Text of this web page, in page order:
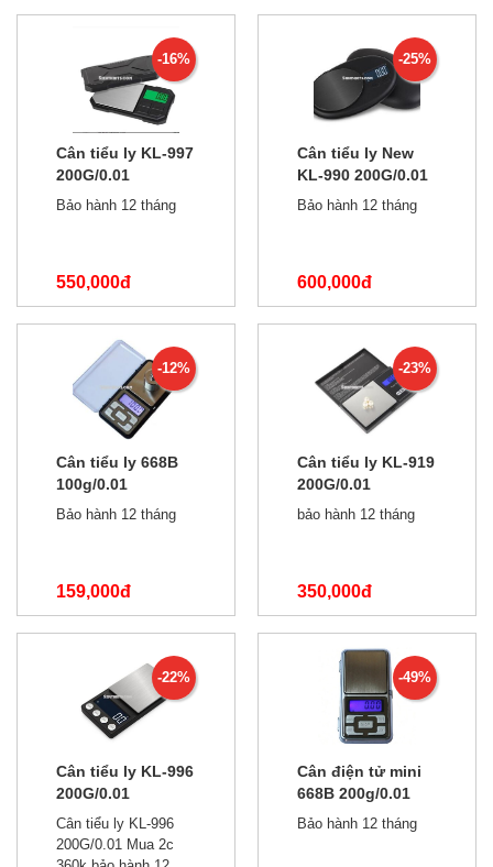
-16%
Cân tiểu ly KL-997
200G/0.01
Bảo hành 12 tháng
550,000đ
650,000đ
-25%
Cân tiểu ly New
KL-990 200G/0.01
Bảo hành 12 tháng
600,000đ
800,000đ
-12%
Cân tiểu ly 668B
100g/0.01
Bảo hành 12 tháng
159,000đ
180,000đ
-23%
Cân tiểu ly KL-919
200G/0.01
bảo hành 12 tháng
350,000đ
450,000đ
-22%
Cân tiểu ly KL-996
200G/0.01
Cân tiểu ly KL-996
200G/0.01 Mua 2c
-49%
Cân điện tử mini
668B 200g/0.01
Bảo hành 12 tháng